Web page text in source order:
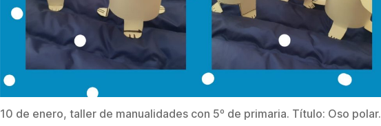
10 de enero, taller de manualidades con 5º de primaria. Título: Oso polar.